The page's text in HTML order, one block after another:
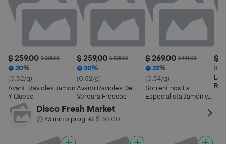
$ 259,00 $ 325,00
20%
(0.52/g)
Avanti Ravioles Jamon
Y Queso
$ 259,00 $ 325,00
20%
(0.52/g)
Avanti Ravioles De
Verdura Frescos
$ 269,00 $ 343,00
22%
(0.54/g)
Sorrentinos La
Especialista Jamón y
$
La
Disco Fresh Market
43 min o prog.• $ 30,00